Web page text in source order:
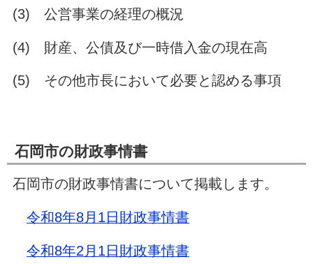
(3) 公営事業の経理の概況
(4) 財産、公債及び一時借入金の現在高
(5) その他市長において必要と認める事項
石岡市の財政事情書
石岡市の財政事情書について掲載します。
令和8年8月1日財政事情書
令和8年2月1日財政事情書